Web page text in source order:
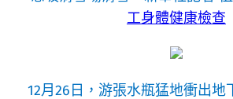
工身體健康檢查
12月26日，游張水瓶猛地衝出地